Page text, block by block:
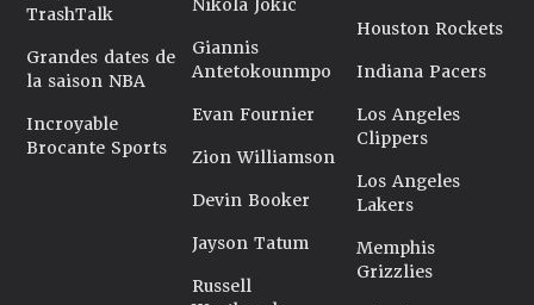
TrashTalk
Grandes dates de
la saison NBA
Incroyable
Brocante Sports
Nikola Jokic
Giannis
Antetokounmpo
Evan Fournier
Zion Williamson
Devin Booker
Jayson Tatum
Russell
Houston Rockets
Indiana Pacers
Los Angeles
Clippers
Los Angeles
Lakers
Memphis
Grizzlies